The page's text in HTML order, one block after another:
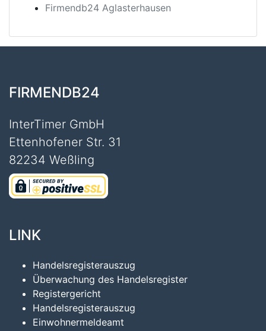
Firmendb24 Aglasterhausen
FIRMENDB24
InterTimer GmbH
Ettenhofener Str. 31
82234 Weßling
LINK
Handelsregisterauszug
Überwachung des Handelsregister
Registergericht
Handelsregisterauszug
Einwohnermeldeamt